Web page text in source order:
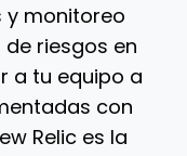
y monitoreo
riesgos en
a tu equipo a
con
Relic es la